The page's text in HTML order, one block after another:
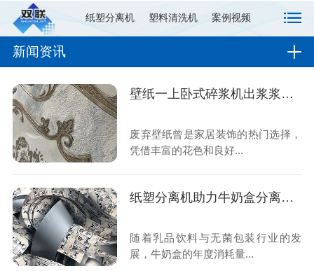
纸塑分离机 塑料清洗机 案例视频
新闻资讯
壁纸一上卧式碎浆机出浆浆料匀，不断纤
废弃壁纸曾是家居装饰的热门选择，
凭借丰富的花色和良好...
纸塑分离机助力牛奶盒分离再利用
随着乳品饮料与无菌包装行业的发
展，牛奶盒的年度消耗量...